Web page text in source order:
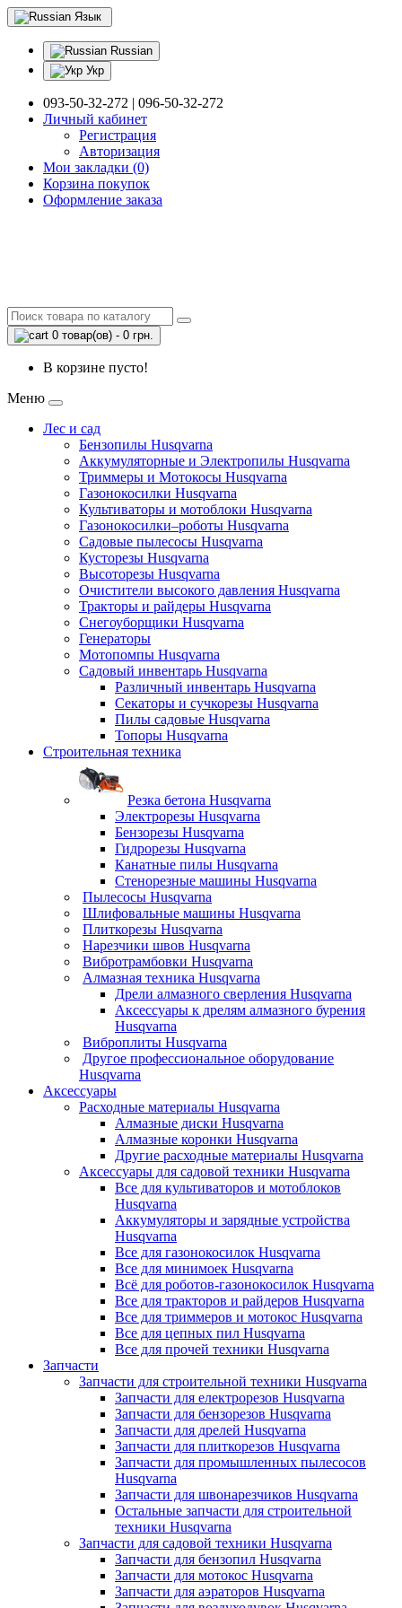
Язык
Russian
Укр
093-50-32-272 | 096-50-32-272
Личный кабинет
Регистрация
Авторизация
Мои закладки (0)
Корзина покупок
Оформление заказа
0 товар(ов) - 0 грн.
В корзине пусто!
Меню
Лес и сад
Бензопилы Husqvarna
Аккумуляторные и Электропилы Нusqvarna
Триммеры и Мотокосы Нusqvarna
Газонокосилки Husqvarna
Культиваторы и мотоблоки Husqvarna
Газонокосилки–роботы Husqvarna
Садовые пылесосы Husqvarna
Кусторезы Husqvarna
Высоторезы Husqvarna
Очистители высокого давления Husqvarna
Тракторы и райдеры Husqvarna
Снегоуборщики Husqvarna
Генераторы
Мотопомпы Husqvarna
Садовый инвентарь Husqvarna
Различный инвентарь Husqvarna
Секаторы и сучкорезы Husqvarna
Пилы садовые Husqvarna
Топоры Husqvarna
Строительная техника
Резка бетона Husqvarna
Электрорезы Husqvarna
Бензорезы Husqvarna
Гидрорезы Husqvarna
Канатные пилы Husqvarna
Стенорезные машины Husqvarna
Пылесосы Husqvarna
Шлифовальные машины Husqvarna
Плиткорезы Husqvarna
Нарезчики швов Husqvarna
Вибротрамбовки Husqvarna
Алмазная техника Husqvarna
Дрели алмазного сверления Husqvarna
Аксессуары к дрелям алмазного бурения
Husqvarna
Виброплиты Husqvarna
Другое профессиональное оборудование
Husqvarna
Аксессуары
Расходные материалы Husqvarna
Алмазные диски Husqvarna
Алмазные коронки Husqvarna
Другие расходные материалы Husqvarna
Аксессуары для садовой техники Husqvarna
Все для культиваторов и мотоблоков
Husqvarna
Аккумуляторы и зарядные устройства
Husqvarna
Все для газонокосилок Husqvarna
Все для минимоек Husqvarna
Всё для роботов-газонокосилок Husqvarna
Все для тракторов и райдеров Husqvarna
Все для триммеров и мотокос Husqvarna
Все для цепных пил Husqvarna
Все для прочей техники Husqvarna
Запчасти
Запчасти для строительной техники Husqvarna
Запчасти для електрорезов Husqvarna
Запчасти для бензорезов Husqvarna
Запчасти для дрелей Husqvarna
Запчасти для плиткорезов Husqvarna
Запчасти для промышленных пылесосов
Husqvarna
Запчасти для швонарезчиков Husqvarna
Остальные запчасти для строительной
техники Husqvarna
Запчасти для садовой техники Husqvarna
Запчасти для бензопил Husqvarna
Запчасти для мотокос Husqvarna
Запчасти для аэраторов Husqvarna